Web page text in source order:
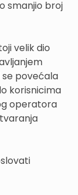
smanjio broj
velik dio
povećala
korisnicima
operatora